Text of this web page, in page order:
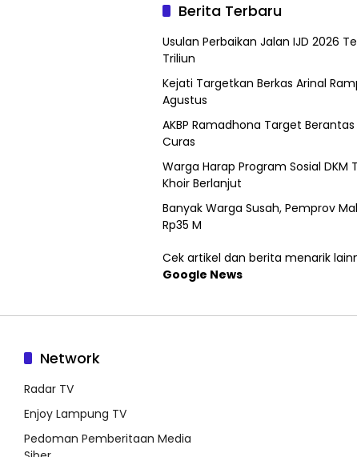
Berita Terbaru
Usulan Perbaikan Jalan IJD 2026
Triliun
Kejati Targetkan Berkas Arinal
Agustus
AKBP Ramadhona Target
Curas
Warga Harap Program Sosial DKM
Khoir Berlanjut
Banyak Warga Susah, Pemprov
Rp35 M
Cek artikel dan berita menarik
Google News
Network
Radar TV
Enjoy Lampung TV
Pedoman Pemberitaan Media